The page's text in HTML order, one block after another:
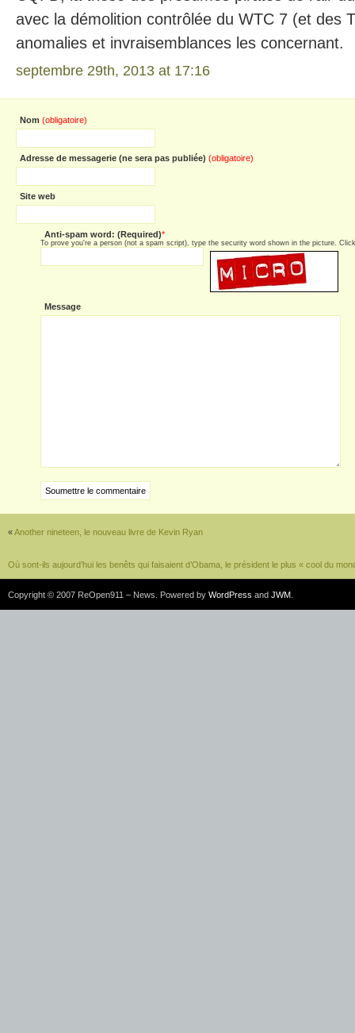
avec la démolition contrôlée du WTC 7 (et des
anomalies et invraisemblances les concernant.
septembre 29th, 2013 at 17:16
Nom (obligatoire)
Adresse de messagerie (ne sera pas publiée) (obligatoire)
Site web
Anti-spam word: (Required)*
To prove you're a person (not a spam script), type the security word shown in the picture.
Message
«Another nineteen, le nouveau livre de Kevin Ryan
Où sont-ils aujourd’hui les benêts qui faisaient d’Obama, le président le plus « cool du
Copyright © 2007 ReOpen911 – News. Powered by WordPress and JWM